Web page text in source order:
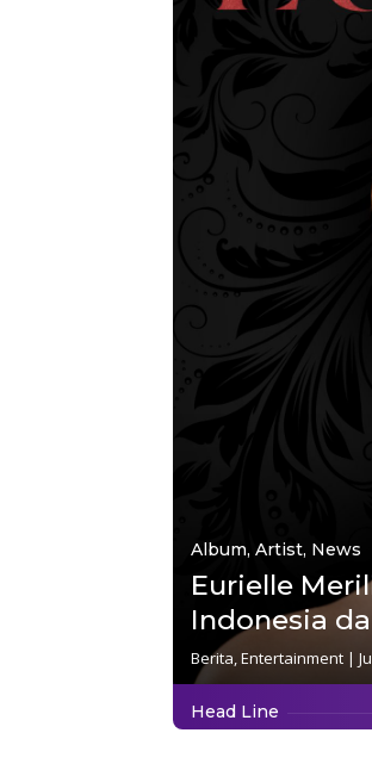
Album, Artist, News
Eurielle
Indonesia
Berita,Entertainment |
Head Line